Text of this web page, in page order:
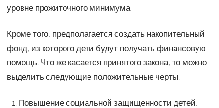
уровне прожиточного минимума.
Кроме того, предполагается создать накопительный
фонд, из которого дети будут получать финансовую
помощь. Что же касается принятого закона, то можно
выделить следующие положительные черты.
Повышение социальной защищенности детей,